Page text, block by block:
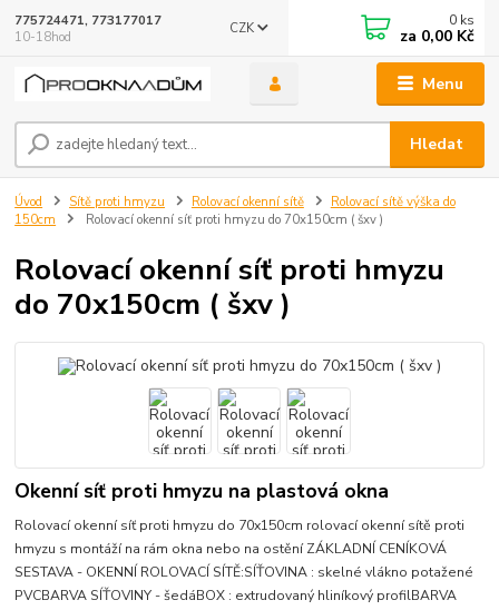
Menu
CZK
Hledat
775724471, 773177017
10-18hod
0 ks
za 0,00 Kč
Úvod Sítě proti hmyzu Rolovací okenní sítě
Rolovací sítě výška do
150cm
Rolovací okenní síť proti hmyzu do 70x150cm ( šxv )
Rolovací okenní síť proti hmyzu
do 70x150cm ( šxv )
Okenní síť proti hmyzu na plastová okna
Rolovací okenní síť proti hmyzu do 70x150cm rolovací okenní sítě proti
hmyzu s montáží na rám okna nebo na ostění ZÁKLADNÍ CENÍKOVÁ
SESTAVA - OKENNÍ ROLOVACÍ SÍTĚ:SÍŤOVINA : skelné vlákno potažené
PVCBARVA SÍŤOVINY - šedáBOX : extrudovaný hliníkový profilBARVA